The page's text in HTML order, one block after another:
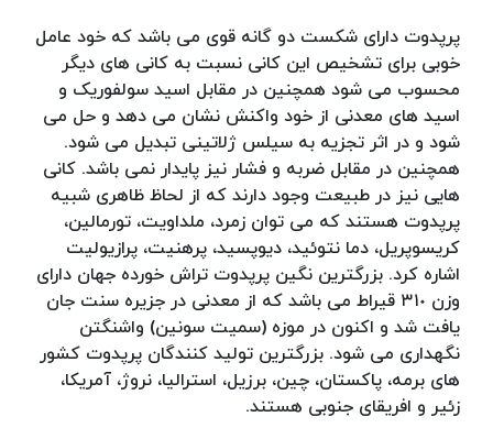
پرپدوت دارای شکست دو گانه قوی می باشد که خود عامل
خوبی برای تشخیص این کانی نسبت به کانی های دیگر
محسوب می شود همچنین در مقابل اسید سولفوریک و
اسید های معدنی از خود واکنش نشان می دهد و حل می
شود و در اثر تجزیه به سیلس ژلاتینی تبدیل می شود.
همچنین در مقابل ضربه و فشار نیز پایدار نمی باشد. کانی
هایی نیز در طبیعت وجود دارند که از لحاظ ظاهری شبیه
پرپدوت هستند که می توان زمرد، ملداویت، تورمالین،
کریسوپریل، دما نتوئید، دیوپسید، پرهنیت، پرازیولیت
اشاره کرد. بزرگترین نگین پرپدوت تراش خورده جهان دارای
وزن ۳١٠ قیراط می باشد که از معدنی در جزیره سنت جان
یافت شد و اکنون در موزه (سمیت سونین) واشنگتن
نگهداری می شود. بزرگترین تولید کنندگان پرپدوت کشور
های برمه، پاکستان، چین، برزیل، استرالیا، نروژ، آمریکا،
زئیر و افریقای جنوبی هستند.